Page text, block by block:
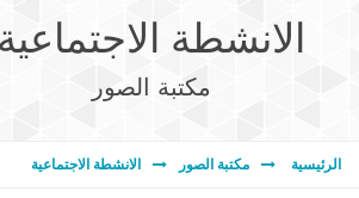
الانشطة الاجتماعية
مكتبة الصور
الرئيسية مكتبة الصور الانشطة الاجتماعية